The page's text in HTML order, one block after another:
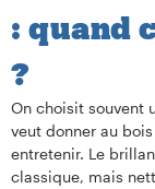
: quand
?
On choisit souvent
veut donner au
entretenir. Le
classique, mais